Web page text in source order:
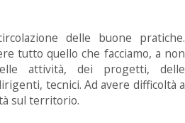
delle buone pratiche.
tutto quello che facciamo, a non
attività, dei progetti, delle
tecnici. Ad avere difficoltà a
sul territorio.